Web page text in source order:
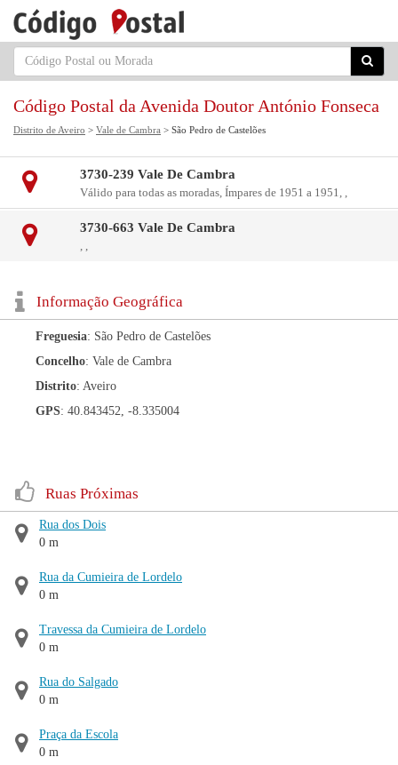
Código Postal da Avenida Doutor António Fonseca
Distrito de Aveiro > Vale de Cambra > São Pedro de Castelões
3730-239 Vale De Cambra
Válido para todas as moradas, Ímpares de 1951 a 1951, ,
3730-663 Vale De Cambra
, ,
Informação Geográfica
Freguesia: São Pedro de Castelões
Concelho: Vale de Cambra
Distrito: Aveiro
GPS: 40.843452, -8.335004
Ruas Próximas
Rua dos Dois
0 m
Rua da Cumieira de Lordelo
0 m
Travessa da Cumieira de Lordelo
0 m
Rua do Salgado
0 m
Praça da Escola
0 m